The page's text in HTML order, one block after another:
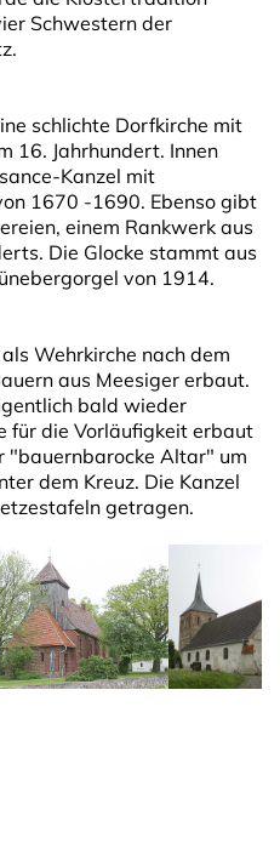
Schwestern der
schlichte Dorfkirche mit
16. Jahrhundert. Innen
Kanzel mit
1670 -1690. Ebenso gibt
einem Rankwerk aus
Die Glocke stammt aus
von 1914.
Wehrkirche nach dem
aus Meesiger erbaut.
bald wieder
für die Vorläufigkeit erbaut
"bauernbarocke Altar" um
dem Kreuz. Die Kanzel
getragen.